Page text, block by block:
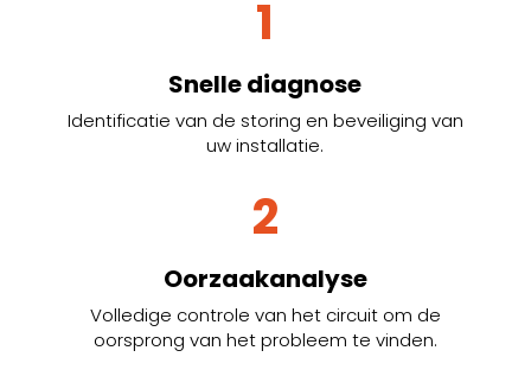
1
Snelle diagnose
Identificatie van de storing en beveiliging van
uw installatie.
2
Oorzaakanalyse
Volledige controle van het circuit om de
oorsprong van het probleem te vinden.